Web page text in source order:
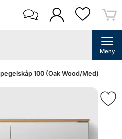
Meny
100 (Oak Wood/Med)